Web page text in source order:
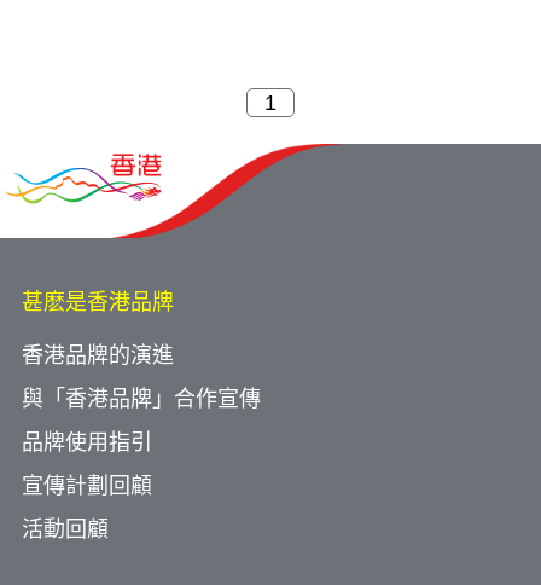
甚麽是香港品牌
香港品牌的演進
與「香港品牌」合作宣傳
品牌使用指引
宣傳計劃回顧
活動回顧